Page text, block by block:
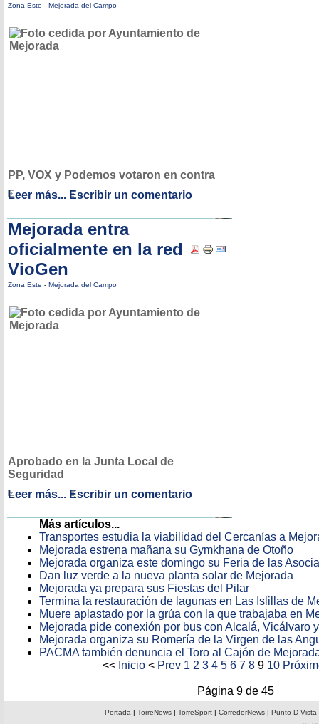
Zona Este - Mejorada del Campo
PP, VOX y Podemos votaron en contra
Leer más... Escribir un comentario
Mejorada entra
oficialmente en la red
VioGen
Zona Este - Mejorada del Campo
Aprobado en la Junta Local de
Seguridad
Leer más... Escribir un comentario
Más artículos...
Transportes estudia la viabilidad del Cercanías a
Mejorada estrena mañana su Gymkhana de Otoño
Mejorada organiza este domingo su Feria de las
Dan luz verde a la nueva planta solar de Mejorada
Mejorada ya prepara sus Fiestas del Pilar
Termina la restauración de lagunas en Las Islillas de
Muere aplastado por la grúa con la que trabajaba en
Mejorada pide conexión por bus con Alcalá, Vicálvaro
Mejorada organiza su Romería de la Virgen de las
PACMA también denuncia el Toro al Cajón de
<< Inicio < Prev 1 2 3 4 5 6 7 8 9 10
Página 9 de 45
Portada | TorreNews| TorreSport| CorredorNews| Punto D Vista